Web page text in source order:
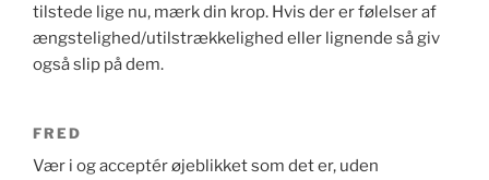
tilstede lige nu, mærk din krop. Hvis der er følelser af
ængstelighed/utilstrækkelighed eller lignende så giv
også slip på dem.
FRED
Vær i og acceptér øjeblikket som det er, uden